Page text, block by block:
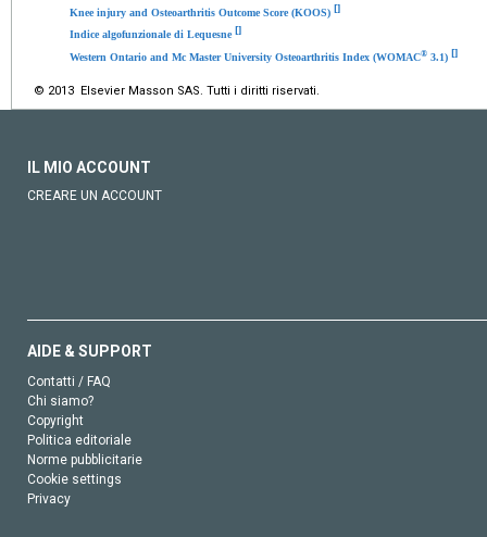
Knee injury and Osteoarthritis Outcome Score (KOOS) []
Indice algofunzionale di Lequesne[]
Western Ontario and Mc Master University Osteoarthritis Index (WOMAC® 3.1) []
© 2013 Elsevier Masson SAS. Tutti i diritti riservati.
IL MIO ACCOUNT
CREARE UN ACCOUNT
AIDE & SUPPORT
Contatti / FAQ
Chi siamo?
Copyright
Politica editoriale
Norme pubblicitarie
Cookie settings
Privacy